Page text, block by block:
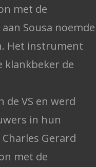
met de
Sousa noemde
Het instrument
klankbeker de
de VS en werd
in hun
Gerard
met de